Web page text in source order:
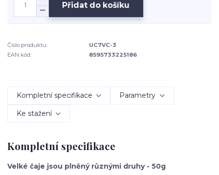
Přidat do košíku
Číslo produktu:
UC7VC-3
EAN kód:
8595733225186
Kompletní specifikace Parametry
Ke stažení
Kompletní specifikace
Velké čaje jsou plněný různými druhy - 50g